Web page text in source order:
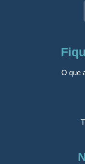
O que